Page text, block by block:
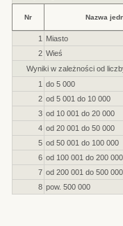
Nr Nazwa
1 Miasto
2 Wieś
Wyniki w zależności od
1 do 5 000
2 od 5 001 do 10 000
3 od 10 001 do 20 000
4 od 20 001 do 50 000
5 od 50 001 do 100 000
6 od 100 001 do 200 000
7 od 200 001 do 500 000
8 pow. 500 000